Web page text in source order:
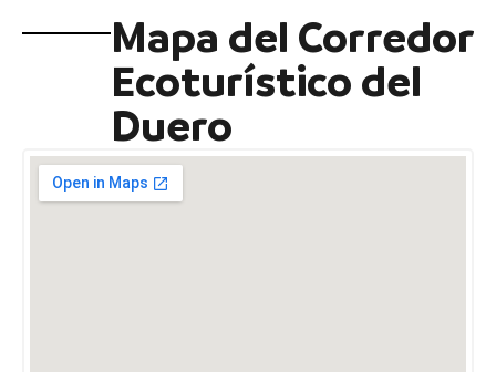
Mapa del Corredor
Ecoturístico del
Duero